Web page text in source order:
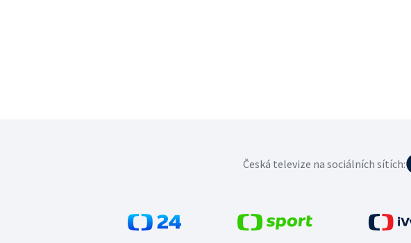
Česká televize na sociálních sítích: